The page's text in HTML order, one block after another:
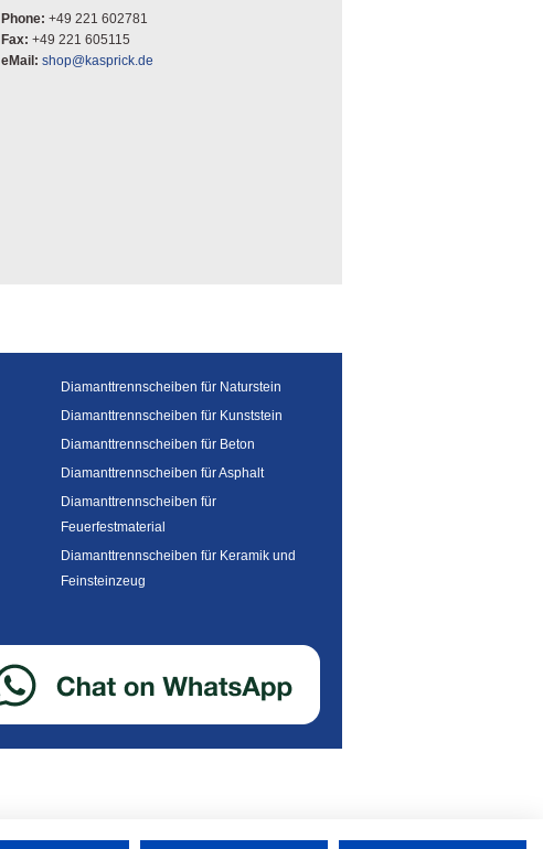
Phone: +49 221 602781
Fax: +49 221 605115
eMail: shop@kasprick.de
Diamanttrennscheiben für Naturstein
Diamanttrennscheiben für Kunststein
Diamanttrennscheiben für Beton
Diamanttrennscheiben für Asphalt
Diamanttrennscheiben für
Feuerfestmaterial
Diamanttrennscheiben für Keramik und
Feinsteinzeug